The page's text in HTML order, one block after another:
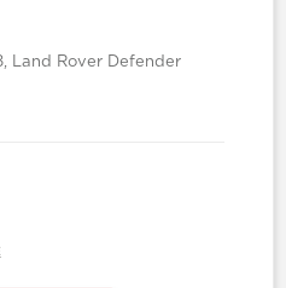
Land Rover Defender